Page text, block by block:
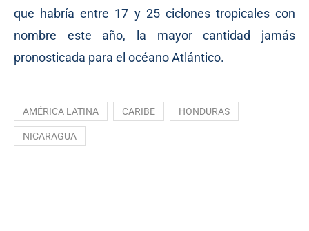
que habría entre 17 y 25 ciclones tropicales con
nombre este año, la mayor cantidad jamás
pronosticada para el océano Atlántico.
AMÉRICA LATINA CARIBE HONDURAS
NICARAGUA